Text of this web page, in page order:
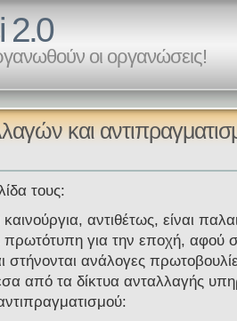
2.0
οι οργανώσεις!
και
τους:
καινούργια, αντιθέτως, είναι
πρωτότυπη για την εποχή, αφού
στήνονται ανάλογες
από τα δίκτυα ανταλλαγής